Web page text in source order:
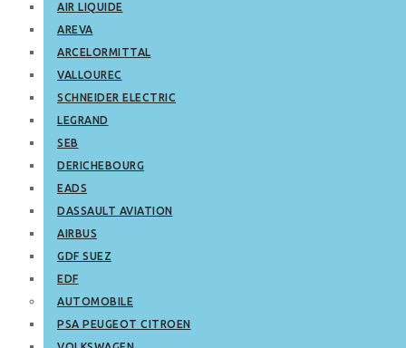
AIR LIQUIDE
AREVA
ARCELORMITTAL
VALLOUREC
SCHNEIDER ELECTRIC
LEGRAND
SEB
DERICHEBOURG
EADS
DASSAULT AVIATION
AIRBUS
GDF SUEZ
EDF
AUTOMOBILE
PSA PEUGEOT CITROEN